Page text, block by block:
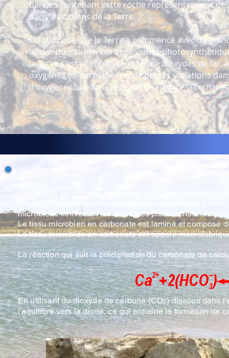
bandes contenant cette roche représenteraient
dans les océans de la Terre.
On suppose que la Terre a commencé avec de
acides du monde. Les organismes
la Terre s'est précipité sous forme d'oxydes de
oxygénés en permanence, de petites variations
d'oxygène libre dans les eaux de surface,
microbiens lithifiés, et les exemples plus anciens ont
Le tissu microbien en carbonate est laminé et composé
Le tissu microbien en carbonate est appelé
La réaction qui suit la précipitation du carbonate de
En utilisant du dioxyde de carbone (CO2) dissous dans
l'équilibre vers la droite, ce qui entraîne la formation de